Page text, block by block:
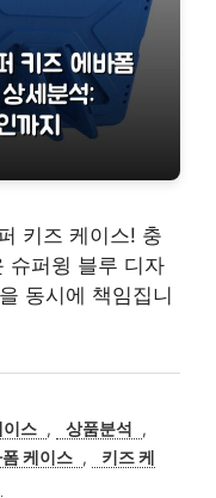
키즈 케이스! 충
슈퍼윙 블루 디자
동시에 책임집니
이스 , 상품분석
,
케이스 ,
키즈 케